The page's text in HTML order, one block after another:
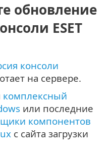
обновление
ESET
консоли
на сервере.
комплексный
или последние
компонентов
с сайта загрузки